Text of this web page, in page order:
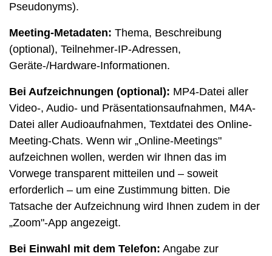
Pseudonyms).
Meeting-Metadaten: Thema, Beschreibung
(optional), Teilnehmer-IP-Adressen,
Geräte-/Hardware-Informationen.
Bei Aufzeichnungen (optional): MP4-Datei aller
Video-, Audio- und Präsentationsaufnahmen, M4A-
Datei aller Audioaufnahmen, Textdatei des Online-
Meeting-Chats. Wenn wir „Online-Meetings"
aufzeichnen wollen, werden wir Ihnen das im
Vorwege transparent mitteilen und – soweit
erforderlich – um eine Zustimmung bitten. Die
Tatsache der Aufzeichnung wird Ihnen zudem in der
„Zoom"-App angezeigt.
Bei Einwahl mit dem Telefon: Angabe zur